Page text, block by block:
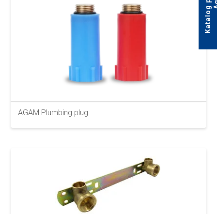
AGAM Plumbing plug